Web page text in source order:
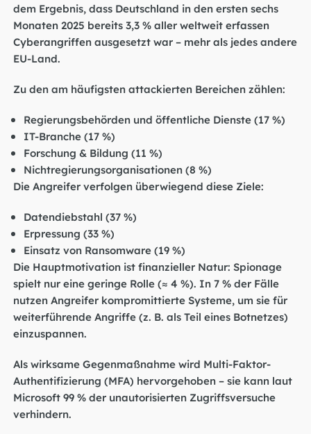
dem Ergebnis, dass Deutschland in den ersten sechs
Monaten 2025 bereits 3,3 % aller weltweit erfassen
Cyberangriffenausgesetzt war – mehr als jedes andere
EU-Land.
Zu den am häufigsten attackierten Bereichen zählen:
Regierungsbehörden und öffentliche Dienste (17 %)
IT-Branche (17 %)
Forschung & Bildung (11 %)
Nichtregierungsorganisationen (8 %)
Die Angreifer verfolgen überwiegend diese Ziele:
Datendiebstahl (37 %)
Erpressung (33 %)
Einsatz von Ransomware (19 %)
Die Hauptmotivation istfinanzieller Natur: Spionage
spielt nur eine geringe Rolle (≈ 4 %). In 7 % der Fälle
nutzen Angreifer kompromittierte Systeme, um sie für
weiterführende Angriffe (z. B. als Teil eines Botnetzes)
einzuspannen.
Als wirksame Gegenmaßnahme wird Multi-Faktor-
Authentifizierung (MFA) hervorgehoben – sie kann laut
Microsoft 99 % der unautorisierten Zugriffsversuche
verhindern.